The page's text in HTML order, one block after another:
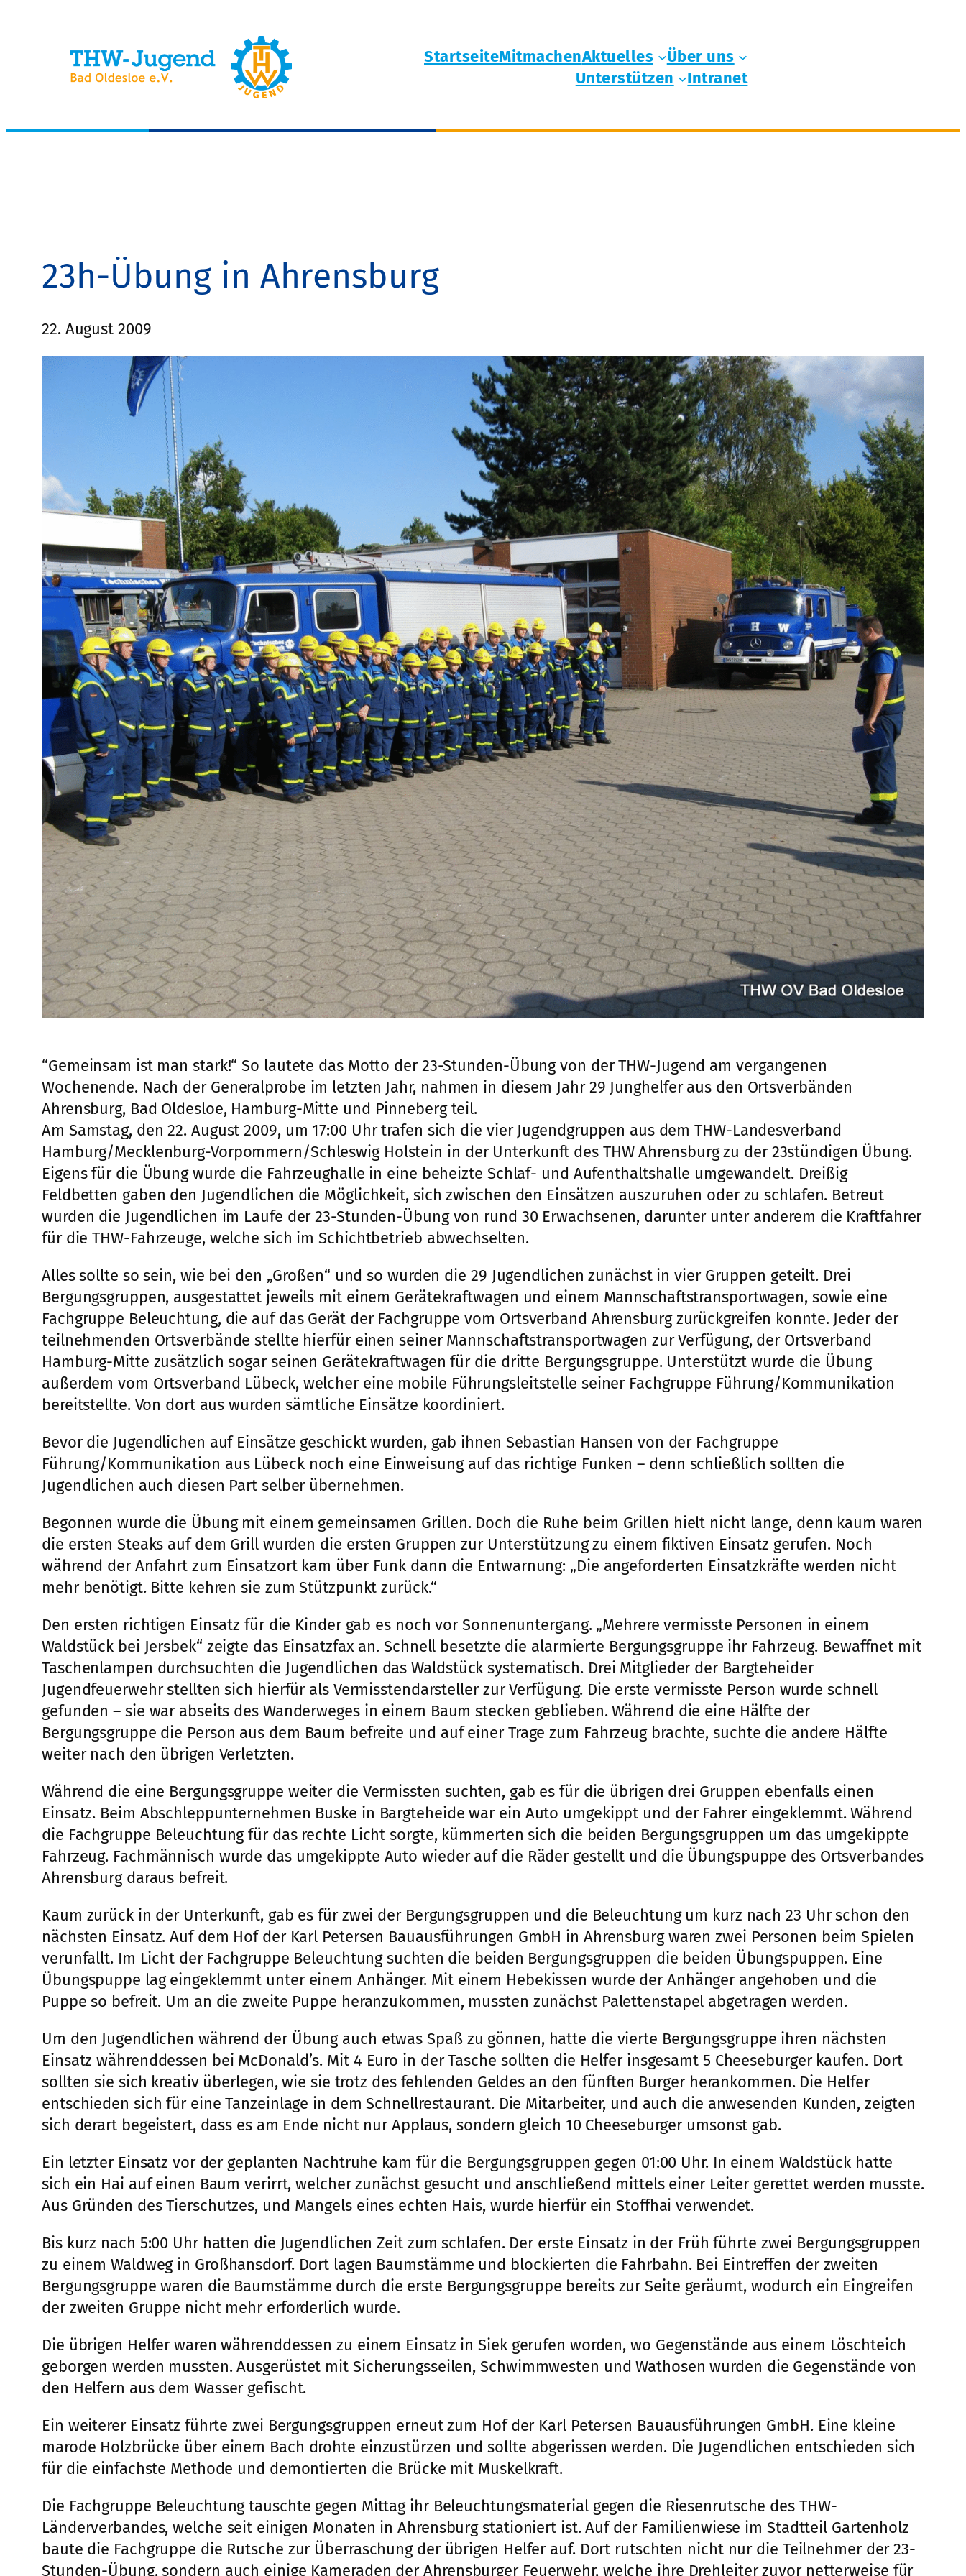
StartseiteMitmachenAktuelles
Über uns
Unterstützen
Intranet
23h-Übung in Ahrensburg
22. August 2009
“Gemeinsam ist man stark!“ So lautete das Motto der 23-Stunden-Übung von der THW-Jugend am vergangenen
Wochenende. Nach der Generalprobe im letzten Jahr, nahmen in diesem Jahr 29 Junghelfer aus den Ortsverbänden
Ahrensburg, Bad Oldesloe, Hamburg-Mitte und Pinneberg teil.
Am Samstag, den 22. August 2009, um 17:00 Uhr trafen sich die vier Jugendgruppen aus dem THW-Landesverband
Hamburg/Mecklenburg-Vorpommern/Schleswig Holstein in der Unterkunft des THW Ahrensburg zu der 23stündigen Übung.
Eigens für die Übung wurde die Fahrzeughalle in eine beheizte Schlaf- und Aufenthaltshalle umgewandelt. Dreißig
Feldbetten gaben den Jugendlichen die Möglichkeit, sich zwischen den Einsätzen auszuruhen oder zu schlafen. Betreut
wurden die Jugendlichen im Laufe der 23-Stunden-Übung von rund 30 Erwachsenen, darunter unter anderem die Kraftfahrer
für die THW-Fahrzeuge, welche sich im Schichtbetrieb abwechselten.
Alles sollte so sein, wie bei den „Großen“ und so wurden die 29 Jugendlichen zunächst in vier Gruppen geteilt. Drei
Bergungsgruppen, ausgestattet jeweils mit einem Gerätekraftwagen und einem Mannschaftstransportwagen, sowie eine
Fachgruppe Beleuchtung, die auf das Gerät der Fachgruppe vom Ortsverband Ahrensburg zurückgreifen konnte. Jeder der
teilnehmenden Ortsverbände stellte hierfür einen seiner Mannschaftstransportwagen zur Verfügung, der Ortsverband
Hamburg-Mitte zusätzlich sogar seinen Gerätekraftwagen für die dritte Bergungsgruppe. Unterstützt wurde die Übung
außerdem vom Ortsverband Lübeck, welcher eine mobile Führungsleitstelle seiner Fachgruppe Führung/Kommunikation
bereitstellte. Von dort aus wurden sämtliche Einsätze koordiniert.
Bevor die Jugendlichen auf Einsätze geschickt wurden, gab ihnen Sebastian Hansen von der Fachgruppe
Führung/Kommunikation aus Lübeck noch eine Einweisung auf das richtige Funken – denn schließlich sollten die
Jugendlichen auch diesen Part selber übernehmen.
Begonnen wurde die Übung mit einem gemeinsamen Grillen. Doch die Ruhe beim Grillen hielt nicht lange, denn kaum waren
die ersten Steaks auf dem Grill wurden die ersten Gruppen zur Unterstützung zu einem fiktiven Einsatz gerufen. Noch
während der Anfahrt zum Einsatzort kam über Funk dann die Entwarnung: „Die angeforderten Einsatzkräfte werden nicht
mehr benötigt. Bitte kehren sie zum Stützpunkt zurück.“
Den ersten richtigen Einsatz für die Kinder gab es noch vor Sonnenuntergang. „Mehrere vermisste Personen in einem
Waldstück bei Jersbek“ zeigte das Einsatzfax an. Schnell besetzte die alarmierte Bergungsgruppe ihr Fahrzeug. Bewaffnet mit
Taschenlampen durchsuchten die Jugendlichen das Waldstück systematisch. Drei Mitglieder der Bargteheider
Jugendfeuerwehr stellten sich hierfür als Vermisstendarsteller zur Verfügung. Die erste vermisste Person wurde schnell
gefunden – sie war abseits des Wanderweges in einem Baum stecken geblieben. Während die eine Hälfte der
Bergungsgruppe die Person aus dem Baum befreite und auf einer Trage zum Fahrzeug brachte, suchte die andere Hälfte
weiter nach den übrigen Verletzten.
Während die eine Bergungsgruppe weiter die Vermissten suchten, gab es für die übrigen drei Gruppen ebenfalls einen
Einsatz. Beim Abschleppunternehmen Buske in Bargteheide war ein Auto umgekippt und der Fahrer eingeklemmt. Während
die Fachgruppe Beleuchtung für das rechte Licht sorgte, kümmerten sich die beiden Bergungsgruppen um das umgekippte
Fahrzeug. Fachmännisch wurde das umgekippte Auto wieder auf die Räder gestellt und die Übungspuppe des Ortsverbandes
Ahrensburg daraus befreit.
Kaum zurück in der Unterkunft, gab es für zwei der Bergungsgruppen und die Beleuchtung um kurz nach 23 Uhr schon den
nächsten Einsatz. Auf dem Hof der Karl Petersen Bauausführungen GmbH in Ahrensburg waren zwei Personen beim Spielen
verunfallt. Im Licht der Fachgruppe Beleuchtung suchten die beiden Bergungsgruppen die beiden Übungspuppen. Eine
Übungspuppe lag eingeklemmt unter einem Anhänger. Mit einem Hebekissen wurde der Anhänger angehoben und die
Puppe so befreit. Um an die zweite Puppe heranzukommen, mussten zunächst Palettenstapel abgetragen werden.
Um den Jugendlichen während der Übung auch etwas Spaß zu gönnen, hatte die vierte Bergungsgruppe ihren nächsten
Einsatz währenddessen bei McDonald’s. Mit 4 Euro in der Tasche sollten die Helfer insgesamt 5 Cheeseburger kaufen. Dort
sollten sie sich kreativ überlegen, wie sie trotz des fehlenden Geldes an den fünften Burger herankommen. Die Helfer
entschieden sich für eine Tanzeinlage in dem Schnellrestaurant. Die Mitarbeiter, und auch die anwesenden Kunden, zeigten
sich derart begeistert, dass es am Ende nicht nur Applaus, sondern gleich 10 Cheeseburger umsonst gab.
Ein letzter Einsatz vor der geplanten Nachtruhe kam für die Bergungsgruppen gegen 01:00 Uhr. In einem Waldstück hatte
sich ein Hai auf einen Baum verirrt, welcher zunächst gesucht und anschließend mittels einer Leiter gerettet werden musste.
Aus Gründen des Tierschutzes, und Mangels eines echten Hais, wurde hierfür ein Stoffhai verwendet.
Bis kurz nach 5:00 Uhr hatten die Jugendlichen Zeit zum schlafen. Der erste Einsatz in der Früh führte zwei Bergungsgruppen
zu einem Waldweg in Großhansdorf. Dort lagen Baumstämme und blockierten die Fahrbahn. Bei Eintreffen der zweiten
Bergungsgruppe waren die Baumstämme durch die erste Bergungsgruppe bereits zur Seite geräumt, wodurch ein Eingreifen
der zweiten Gruppe nicht mehr erforderlich wurde.
Die übrigen Helfer waren währenddessen zu einem Einsatz in Siek gerufen worden, wo Gegenstände aus einem Löschteich
geborgen werden mussten. Ausgerüstet mit Sicherungsseilen, Schwimmwesten und Wathosen wurden die Gegenstände von
den Helfern aus dem Wasser gefischt.
Ein weiterer Einsatz führte zwei Bergungsgruppen erneut zum Hof der Karl Petersen Bauausführungen GmbH. Eine kleine
marode Holzbrücke über einem Bach drohte einzustürzen und sollte abgerissen werden. Die Jugendlichen entschieden sich
für die einfachste Methode und demontierten die Brücke mit Muskelkraft.
Die Fachgruppe Beleuchtung tauschte gegen Mittag ihr Beleuchtungsmaterial gegen die Riesenrutsche des THW-
Länderverbandes, welche seit einigen Monaten in Ahrensburg stationiert ist. Auf der Familienwiese im Stadtteil Gartenholz
baute die Fachgruppe die Rutsche zur Überraschung der übrigen Helfer auf. Dort rutschten nicht nur die Teilnehmer der 23-
Stunden-Übung, sondern auch einige Kameraden der Ahrensburger Feuerwehr, welche ihre Drehleiter zuvor netterweise für